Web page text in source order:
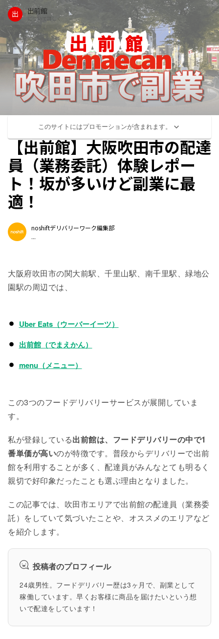
出 出前館
について詳しく
このサイトにはプロモーションが含まれます。
【出前館】大阪吹田市の配達
員（業務委託）体験レポー
ト！坂が多いけど副業に最
適！
noshiftデリバリーワーク編集部
...
大阪府吹田市の関大前駅、千里山駅、南千里駅、緑地公
園駅の周辺では、
Uber Eats（ウーバーイーツ）
出前館（でまえかん）
menu（メニュー）
この3つのフードデリバリーサービスが展開していま
す。
私が登録している出前館は、フードデリバリーの中で1
番単価が高いのが特徴です。普段からデリバリーで出前
館を利用することが多く、配達員がみんなとても明るく
親切で好印象だったことも選ぶ理由となりました。
この記事では、吹田市エリアで出前館の配達員（業務委
託）をしていて気づいたことや、オススメのエリアなど
を紹介します。
投稿者のプロフィール
24歳男性。フードデリバリー歴は3ヶ月で、副業として
稼働しています。早くお客様に商品を届けたいという想
いで配達をしています！